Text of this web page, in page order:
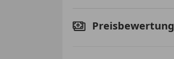
Preisbewertung